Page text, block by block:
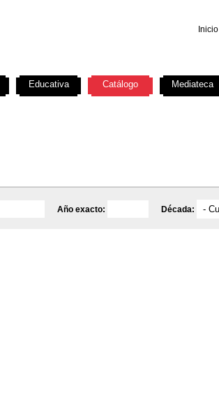
Inicio
Año exacto: Década:
Educativa Catálogo Mediateca